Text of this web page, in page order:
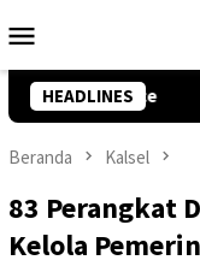
ke
Mobile
HEADLINES
Balangan Resmi
Beranda Kalsel
83 Perangkat
Kelola